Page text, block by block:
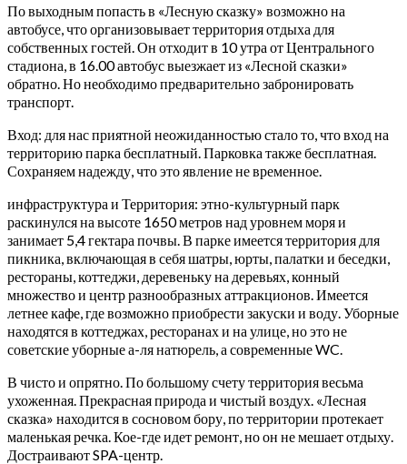
По выходным попасть в «Лесную сказку» возможно на
автобусе, что организовывает территория отдыха для
собственных гостей. Он отходит в 10 утра от Центрального
стадиона, в 16.00 автобус выезжает из «Лесной сказки»
обратно. Но необходимо предварительно забронировать
транспорт.
Вход: для нас приятной неожиданностью стало то, что вход на
территорию парка бесплатный. Парковка также бесплатная.
Сохраняем надежду, что это явление не временное.
инфраструктура и Территория: этно-культурный парк
раскинулся на высоте 1650 метров над уровнем моря и
занимает 5,4 гектара почвы. В парке имеется территория для
пикника, включающая в себя шатры, юрты, палатки и беседки,
рестораны, коттеджи, деревеньку на деревьях, конный
множество и центр разнообразных аттракционов. Имеется
летнее кафе, где возможно приобрести закуски и воду. Уборные
находятся в коттеджах, ресторанах и на улице, но это не
советские уборные а-ля натюрель, а современные WC.
В чисто и опрятно. По большому счету территория весьма
ухоженная. Прекрасная природа и чистый воздух. «Лесная
сказка» находится в сосновом бору, по территории протекает
маленькая речка. Кое-где идет ремонт, но он не мешает отдыху.
Достраивают SPA-центр.